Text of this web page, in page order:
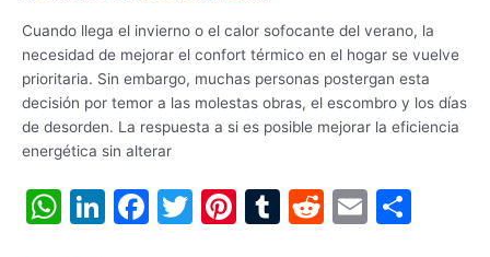
Cuando llega el invierno o el calor sofocante del verano, la
necesidad de mejorar el confort térmico en el hogar se vuelve
prioritaria. Sin embargo, muchas personas postergan esta
decisión por temor a las molestas obras, el escombro y los días
de desorden. La respuesta a si es posible mejorar la eficiencia
energética sin alterar
W Li F
T
Pi T
R
E